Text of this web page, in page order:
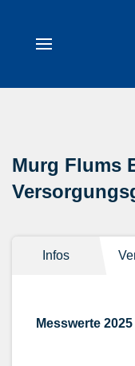
Murg Flums
Infos
Messwerte